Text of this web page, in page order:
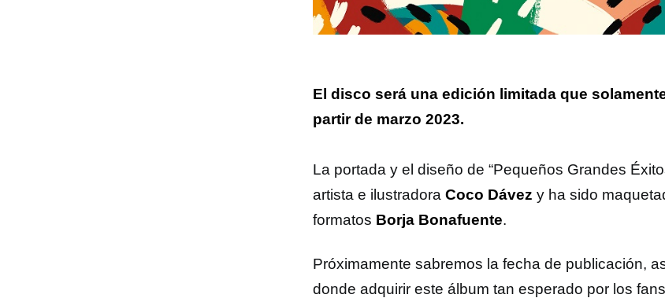
El disco será una edición limitada que
partir de marzo 2023.
La portada y el diseño de “Pequeños Grandes
artista e ilustradora Coco Dávez y ha sido
formatos Borja Bonafuente.
Próximamente sabremos la fecha de publicación,
donde adquirir este álbum tan esperado por los